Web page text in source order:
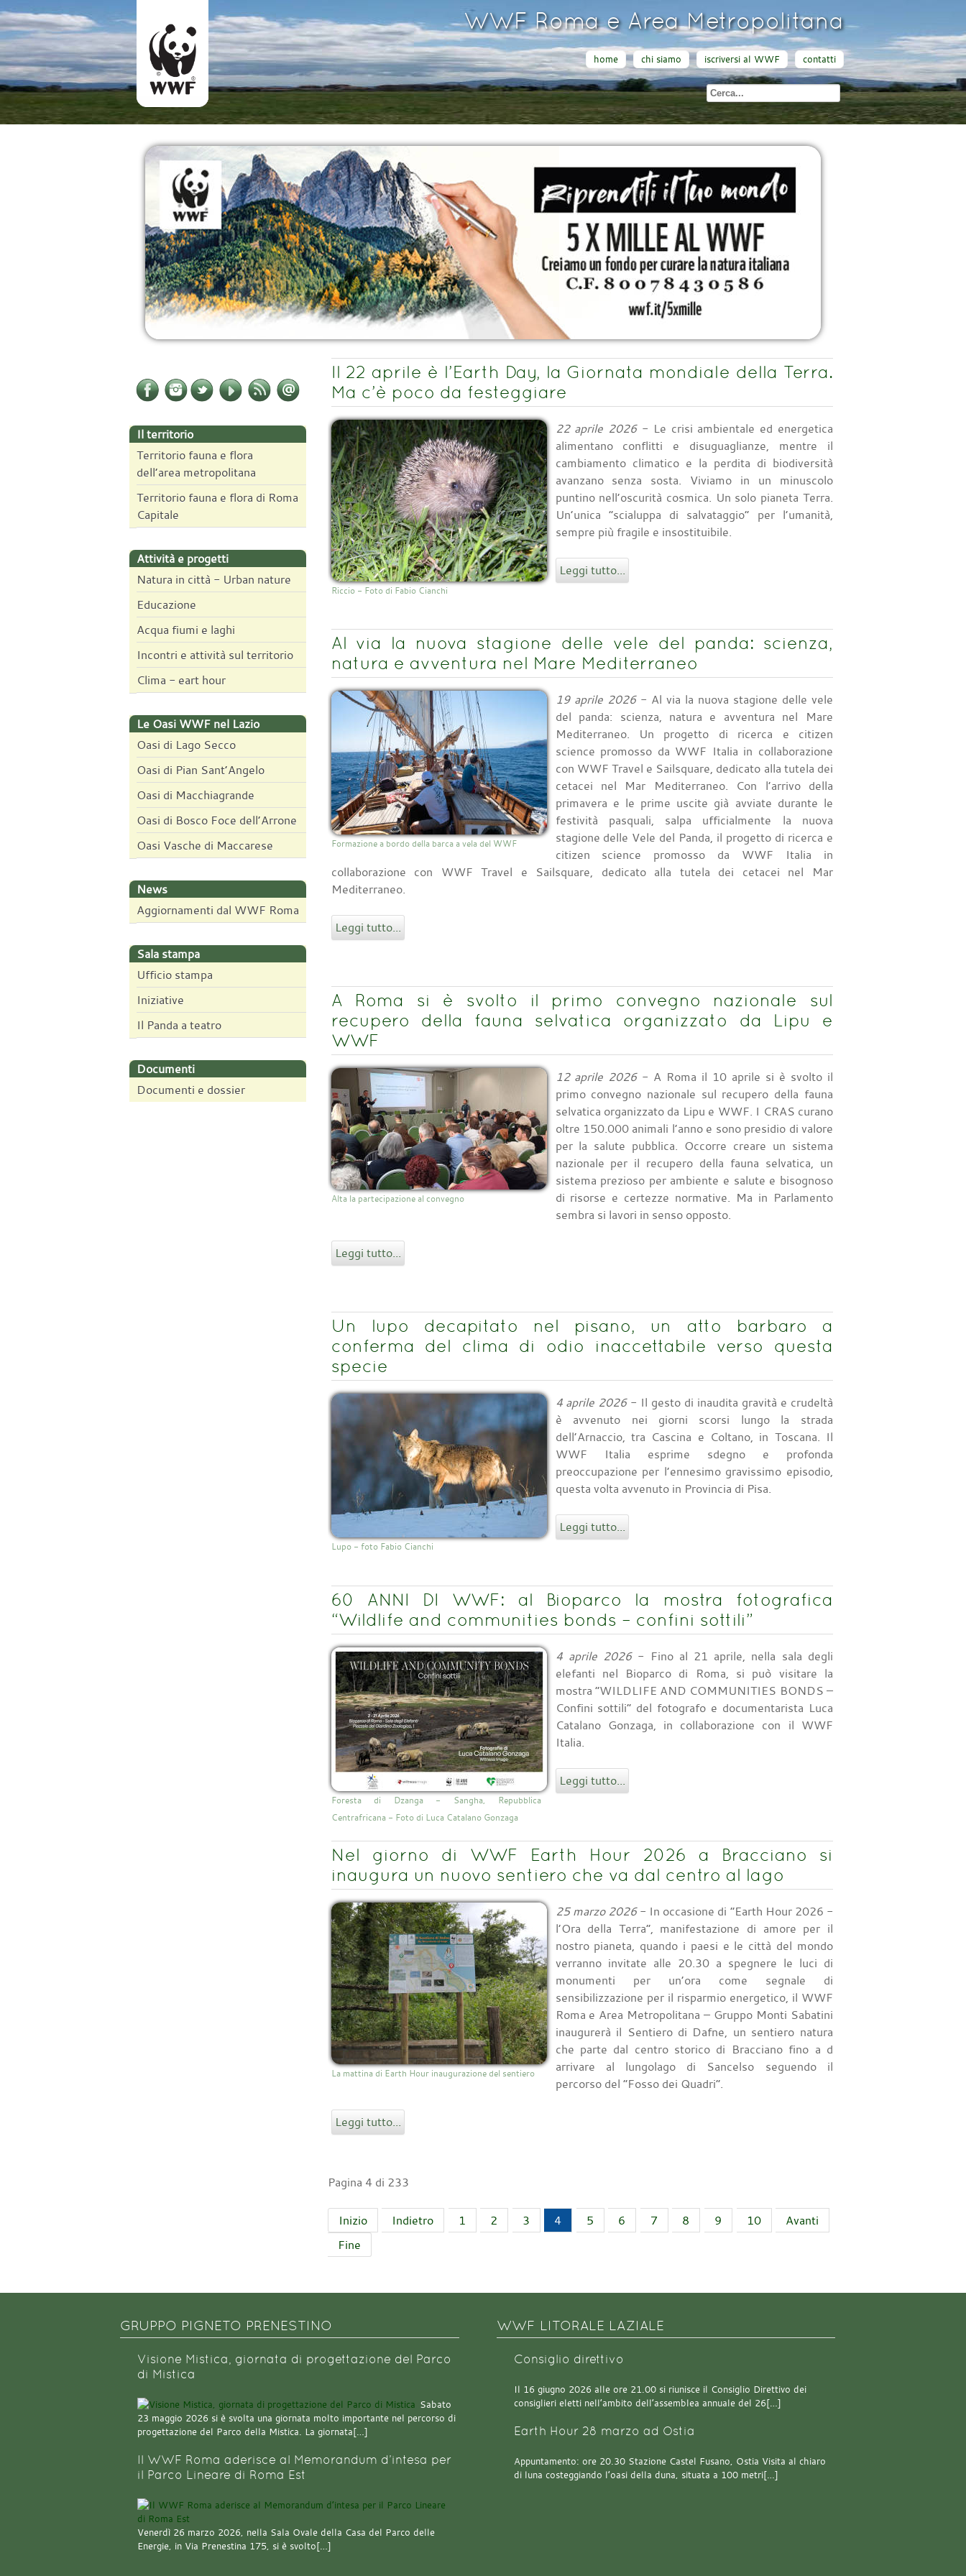
WWF Roma e Area Metropolitana
home chi siamo iscriversi al WWF contatti
Il territorio
Territorio fauna e flora
dell’area metropolitana
Territorio fauna e flora di Roma
Capitale
Attività e progetti
Natura in città - Urban nature
Educazione
Acqua fiumi e laghi
Incontri e attività sul territorio
Clima - eart hour
Le Oasi WWF nel Lazio
Oasi di Lago Secco
Oasi di Pian Sant’Angelo
Oasi di Macchiagrande
Oasi di Bosco Foce dell’Arrone
Oasi Vasche di Maccarese
News
Aggiornamenti dal WWF Roma
Sala stampa
Ufficio stampa
Iniziative
Il Panda a teatro
Documenti
Documenti e dossier
Il 22 aprile è l’Earth Day, la Giornata mondiale della Terra.
Ma c’è poco da festeggiare
Riccio - Foto di Fabio Cianchi
22 aprile 2026- Le crisi ambientale ed energetica
alimentano conflitti e disuguaglianze, mentre il
cambiamento climatico e la perdita di biodiversità
avanzano senza sosta. Viviamo in un minuscolo
puntino nell’oscurità cosmica. Un solo pianeta Terra.
Un’unica “scialuppa di salvataggio” per l’umanità,
sempre più fragile e insostituibile.
Leggi tutto...
Al via la nuova stagione delle vele del panda: scienza,
natura e avventura nel Mare Mediterraneo
Formazione a bordo della barca a vela del WWF
19 aprile 2026- Al via la nuova stagione delle vele
del panda: scienza, natura e avventura nel Mare
Mediterraneo. Un progetto di ricerca e citizen
science promosso da WWF Italia in collaborazione
con WWF Travel e Sailsquare, dedicato alla tutela dei
cetacei nel Mar Mediterraneo. Con l’arrivo della
primavera e le prime uscite già avviate durante le
festività pasquali, salpa ufficialmente la nuova
stagione delle Vele del Panda, il progetto di ricerca e
citizen science promosso da WWF Italia in
collaborazione con WWF Travel e Sailsquare, dedicato alla tutela dei cetacei nel Mar
Mediterraneo.
Leggi tutto...
A Roma si è svolto il primo convegno nazionale sul
recupero della fauna selvatica organizzato da Lipu e
WWF
Alta la partecipazione al convegno
12 aprile 2026- A Roma il 10 aprile si è svolto il
primo convegno nazionale sul recupero della fauna
selvatica organizzato da Lipu e WWF. I CRAS curano
oltre 150.000 animali l’anno e sono presidio di valore
per la salute pubblica. Occorre creare un sistema
nazionale per il recupero della fauna selvatica, un
sistema prezioso per ambiente e salute e bisognoso
di risorse e certezze normative. Ma in Parlamento
sembra si lavori in senso opposto.
Leggi tutto...
Un lupo decapitato nel pisano, un atto barbaro a
conferma del clima di odio inaccettabile verso questa
specie
Lupo - foto Fabio Cianchi
4 aprile 2026- Il gesto di inaudita gravità e crudeltà
è avvenuto nei giorni scorsi lungo la strada
dell’Arnaccio, tra Cascina e Coltano, in Toscana. Il
WWF Italia esprime sdegno e profonda
preoccupazione per l’ennesimo gravissimo episodio,
questa volta avvenuto in Provincia di Pisa.
Leggi tutto...
60 ANNI DI WWF: al Bioparco la mostra fotografica
“Wildlife and communities bonds – confini sottili”
Foresta di Dzanga - Sangha, Repubblica
Centrafricana - Foto di Luca Catalano Gonzaga
4 aprile 2026- Fino al 21 aprile, nella sala degli
elefanti nel Bioparco di Roma, si può visitare la
mostra “WILDLIFE AND COMMUNITIES BONDS –
Confini sottili” del fotografo e documentarista Luca
Catalano Gonzaga, in collaborazione con il WWF
Italia.
Leggi tutto...
Nel giorno di WWF Earth Hour 2026 a Bracciano si
inaugura un nuovo sentiero che va dal centro al lago
La mattina di Earth Hour inaugurazione del sentiero
25 marzo 2026- In occasione di “Earth Hour 2026 -
l’Ora della Terra”, manifestazione di amore per il
nostro pianeta, quando i paesi e le città del mondo
verranno invitate alle 20.30 a spegnere le luci di
monumenti per un’ora come segnale di
sensibilizzazione per il risparmio energetico, il WWF
Roma e Area Metropolitana – Gruppo Monti Sabatini
inaugurerà il Sentiero di Dafne, un sentiero natura
che parte dal centro storico di Bracciano fino a d
arrivare al lungolago di Sancelso seguendo il
percorso del “Fosso dei Quadri”.
Leggi tutto...
Pagina 4 di 233
Inizio Indietro 1 2 3 4 5 6 7 8 9 10
Avanti
Fine
GRUPPO PIGNETO PRENESTINO
Visione Mistica, giornata di progettazione del Parco
di Mistica
Sabato
23 maggio 2026 si è svolta una giornata molto importante nel percorso di
progettazione del Parco della Mistica. La giornata[…]
Il WWF Roma aderisce al Memorandum d’intesa per
il Parco Lineare di Roma Est
Venerdì 26 marzo 2026, nella Sala Ovale della Casa del Parco delle
Energie, in Via Prenestina 175, si è svolto[…]
WWF LITORALE LAZIALE
Consiglio direttivo
Il 16 giugno 2026 alle ore 21.00 si riunisce il Consiglio Direttivo dei
consiglieri eletti nell’ambito dell’assemblea annuale del 26[…]
Earth Hour 28 marzo ad Ostia
Appuntamento: ore 20.30 Stazione Castel Fusano, Ostia Visita al chiaro
di luna costeggiando l’oasi della duna, situata a 100 metri[…]